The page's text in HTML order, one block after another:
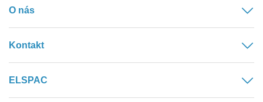
O nás
Kontakt
ELSPAC